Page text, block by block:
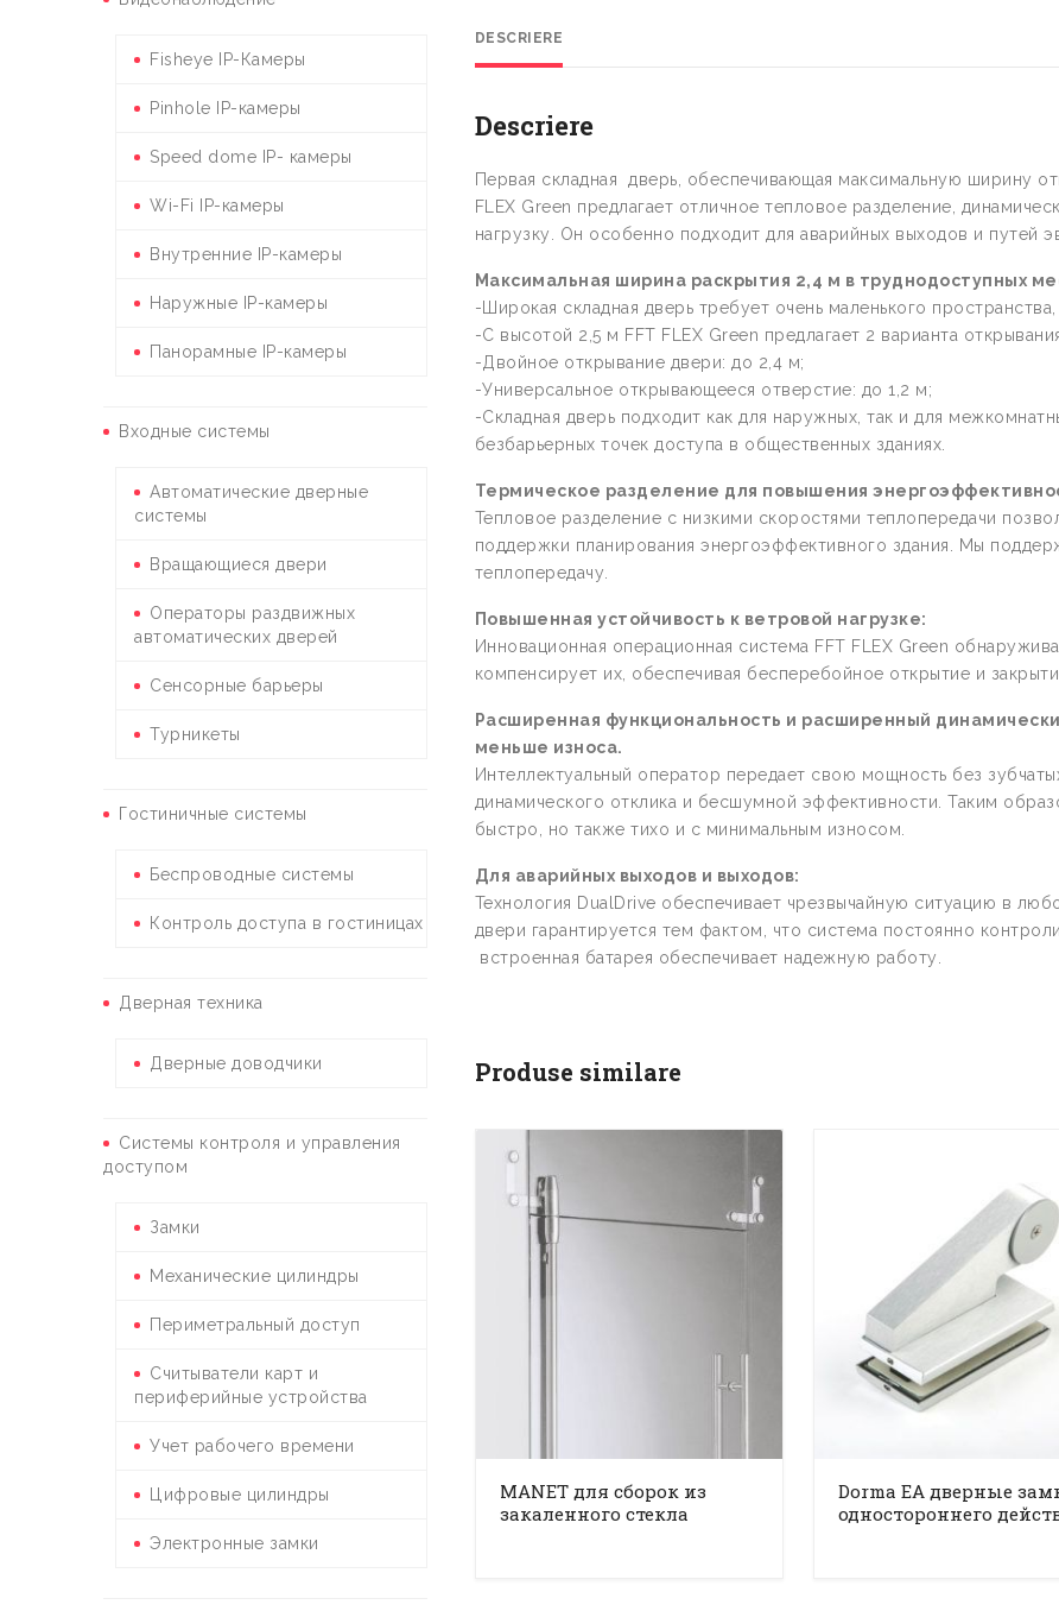
Fisheye IP-Камеры
Pinhole IP-камеры
Speed dome IP- камеры
Wi-Fi IP-камеры
Внутренние IP-камеры
Наружные IP-камеры
Панорамные IP-камеры
Входные системы
Автоматические дверные
системы
Вращающиеся двери
Операторы раздвижных
автоматических дверей
Сенсорные барьеры
Турникеты
Гостиничные системы
Беспроводные системы
Контроль доступа в гостиницах
Дверная техника
Дверные доводчики
Системы контроля и управления
доступом
Замки
Механические цилиндры
Периметральный доступ
Считыватели карт и
периферийные устройства
Учет рабочего времени
Цифровые цилиндры
Электронные замки
DESCRIERE
Descriere
Первая складная дверь, обеспечивающая максимальную ширину
FLEX Green предлагает отличное тепловое разделение,
нагрузку. Он особенно подходит для аварийных выходов и путей
Максимальная ширина раскрытия 2,4 м в труднодоступных
-Широкая складная дверь требует очень маленького
-С высотой 2,5 м FFT FLEX Green предлагает 2 варианта
-Двойное открывание двери: до 2,4 м;
-Универсальное открывающееся отверстие: до 1,2 м;
-Складная дверь подходит как для наружных, так и для
безбарьерных точек доступа в общественных зданиях.
Термическое разделение для повышения
Тепловое разделение с низкими скоростями теплопередачи
поддержки планирования энергоэффективного здания. Мы
теплопередачу.
Повышенная устойчивость к ветровой нагрузке:
Инновационная операционная система FFT FLEX Green
компенсирует их, обеспечивая бесперебойное открытие и
Расширенная функциональность и расширенный
меньше износа.
Интеллектуальный оператор передает свою мощность без
динамического отклика и бесшумной эффективности. Таким
быстро, но также тихо и с минимальным износом.
Для аварийных выходов и выходов:
Технология DualDrive обеспечивает чрезвычайную ситуацию в
двери гарантируется тем фактом, что система постоянно
встроенная батарея обеспечивает надежную работу.
Produse similare
MANET для сборок из
закаленного стекла
Dorma EA дверные
одностороннего